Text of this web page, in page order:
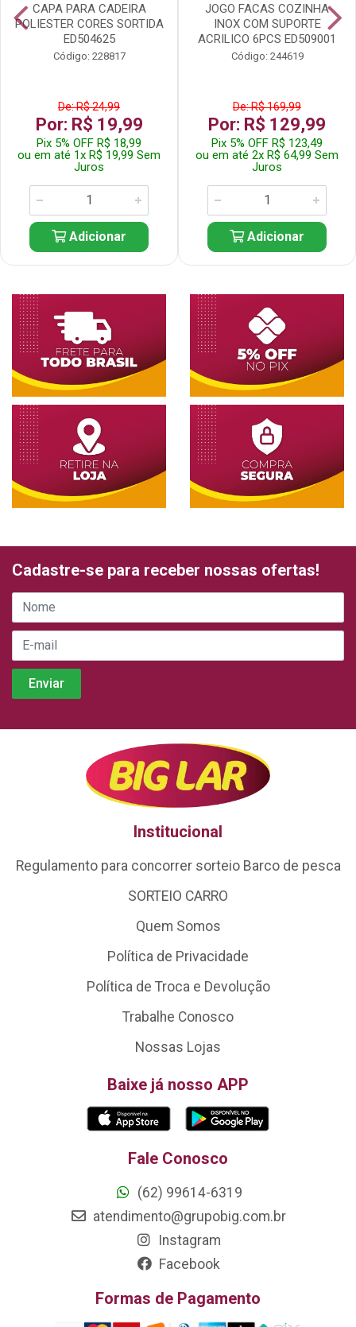
CAPA PARA CADEIRA
POLIESTER CORES SORTIDA
ED504625
Código: 228817
De: R$ 24,99
Por: R$ 19,99
Pix 5% OFF R$ 18,99
ou em até 1x R$ 19,99 Sem
Juros
Adicionar
JOGO FACAS COZINHA
INOX COM SUPORTE
ACRILICO 6PCS ED509001
Código: 244619
De: R$ 169,99
Por: R$ 129,99
Pix 5% OFF R$ 123,49
ou em até 2x R$ 64,99 Sem
Juros
Adicionar
Cadastre-se para receber nossas ofertas!
Institucional
Regulamento para concorrer sorteio Barco de pesca
SORTEIO CARRO
Quem Somos
Política de Privacidade
Política de Troca e Devolução
Trabalhe Conosco
Nossas Lojas
Baixe já nosso APP
Fale Conosco
(62) 99614-6319
atendimento@grupobig.com.br
Instagram
Facebook
Formas de Pagamento